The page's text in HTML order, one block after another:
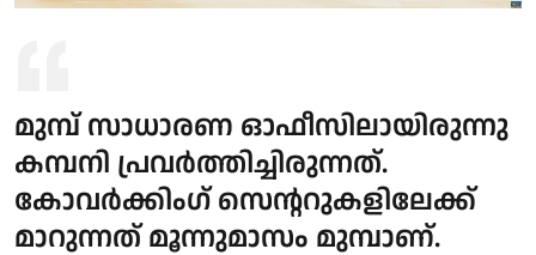
മുമ്പ് സാധാരണ ഓഫീസിലായിരുന്നു
കമ്പനി പ്രവര്‍ത്തിച്ചിരുന്നത്.
കോവര്‍ക്കിംഗ് സെന്ററുകളിലേക്ക്
മാറുന്നത് മൂന്നുമാസം മുമ്പാണ്.